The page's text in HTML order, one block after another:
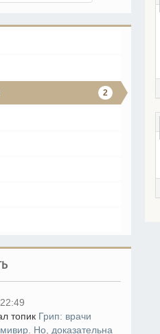
2
топик Грип: врачи
Но, доказательна